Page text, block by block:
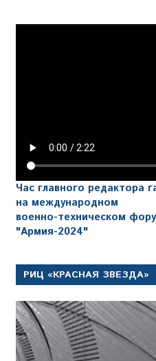
Час главного редактора
на международном
военно-техническом
"Армия-2024"
РИЦ «КРАСНАЯ ЗВЕЗДА»